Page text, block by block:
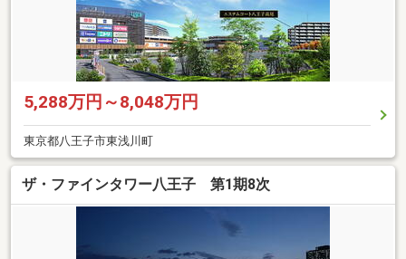
5,288万円～8,048万円
東京都八王子市東浅川町
ザ・ファインタワー八王子 第1期8次